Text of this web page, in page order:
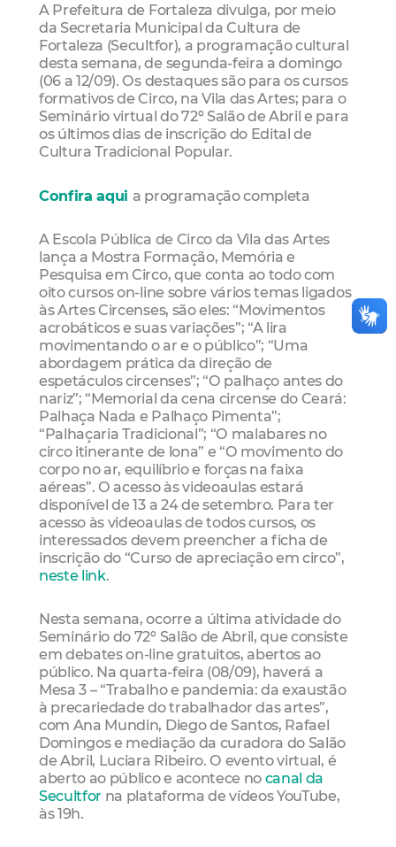
A Prefeitura de Fortaleza divulga, por meio
da Secretaria Municipal da Cultura de
Fortaleza (Secultfor), a programação cultural
desta semana, de segunda-feira a domingo
(06 a 12/09). Os destaques são para os cursos
formativos de Circo, na Vila das Artes; para o
Seminário virtual do 72º Salão de Abril e para
os últimos dias de inscrição do Edital de
Cultura Tradicional Popular.
Confira aqui a programação completa
A Escola Pública de Circo da Vila das Artes
lança a Mostra Formação, Memória e
Pesquisa em Circo, que conta ao todo com
oito cursos on-line sobre vários temas ligados
às Artes Circenses, são eles: “Movimentos
acrobáticos e suas variações”; “A lira
movimentando o ar e o público”; “Uma
abordagem prática da direção de
espetáculos circenses”; “O palhaço antes do
nariz”; “Memorial da cena circense do Ceará:
Palhaça Nada e Palhaço Pimenta”;
“Palhaçaria Tradicional”; “O malabares no
circo itinerante de lona” e “O movimento do
corpo no ar, equilíbrio e forças na faixa
aéreas”. O acesso às videoaulas estará
disponível de 13 a 24 de setembro. Para ter
acesso às videoaulas de todos cursos, os
interessados devem preencher a ficha de
inscrição do “Curso de apreciação em circo”,
neste link.
Nesta semana, ocorre a última atividade do
Seminário do 72º Salão de Abril, que consiste
em debates on-line gratuitos, abertos ao
público. Na quarta-feira (08/09), haverá a
Mesa 3 – “Trabalho e pandemia: da exaustão
à precariedade do trabalhador das artes”,
com Ana Mundin, Diego de Santos, Rafael
Domingos e mediação da curadora do Salão
de Abril, Luciara Ribeiro. O evento virtual, é
aberto ao público e acontece no canal da
Secultfor na plataforma de vídeos YouTube,
às 19h.